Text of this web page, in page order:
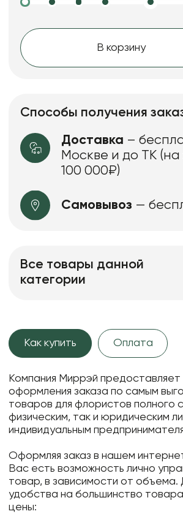
В корзину
Способы получения
Доставка –
Москве и до ТК (на
100 000₽)
Самовывоз —
Все товары данной
категории
Как купить Оплата
Компания Миррэй предоставляет
оформления заказа по самым
товаров для флористов полного
физическим, так и юридическим
индивидуальным
Оформляя заказ в нашем
Вас есть возможность лично
товар, в зависимости от объема.
удобства на большинство
цены: